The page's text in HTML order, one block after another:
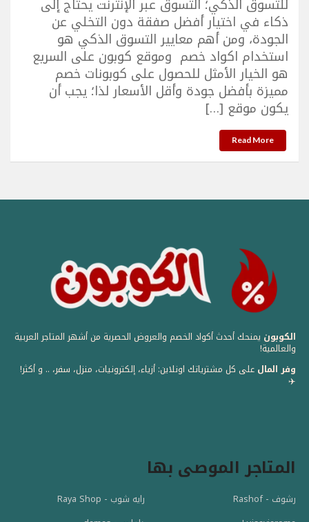
ذكاء في اختيار أفضل صفقة دون التخلي عن
الجودة، ومن أهم معايير التسوق الذكي هو
استخدام اكواد خصم وموقع كوبون على السريع
هو الخيار الأمثل للحصول على كوبونات خصم
مميزة بأفضل جودة وأقل الأسعار لذا؛ يجب أن
يكون موقع […]
Read More
الكوبون يمنحك أحدث أكواد الخصم والعروض الحصرية من أشهر المتاجر العربية
والعالمية! ️
وفر المال على كل مشترياتك اونلاين: أزياء، إلكترونيات، منزل، سفر، .. و أكثر!
✈️
المتاجر الموصى بها
رشوف - Rashof
رايه شوب - Raya Shop